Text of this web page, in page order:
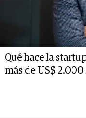
Qué hace la
más de US$